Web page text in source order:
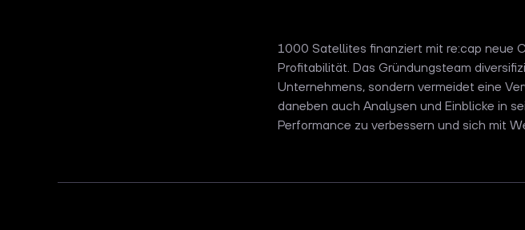
1000 Satellites finanziert mit re:cap neue
Profitabilität. Das Gründungsteam
Unternehmens, sondern vermeidet eine
daneben auch Analysen und Einblicke in
Performance zu verbessern und sich mit